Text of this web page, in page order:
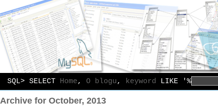
SQL> SELECT Home, O blogu, keyword LIKE '%
Archive for October, 2013